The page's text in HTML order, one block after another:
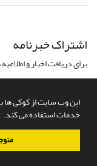
این وب سایت از کوکی ها
خدمات استفاده می کند.
اشتراک خبرنامه
برای دریافت اخبار و
سامانه مدیریت نشریات